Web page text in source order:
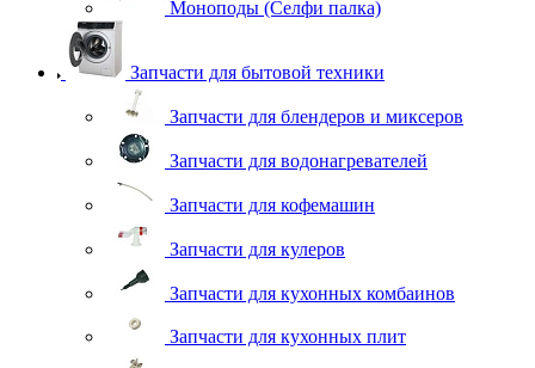
Моноподы (Селфи палка)
Запчасти для бытовой техники
Запчасти для блендеров и миксеров
Запчасти для водонагревателей
Запчасти для кофемашин
Запчасти для кулеров
Запчасти для кухонных комбаинов
Запчасти для кухонных плит